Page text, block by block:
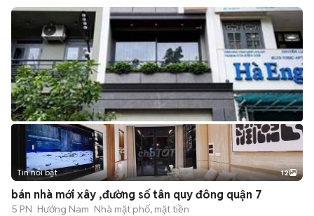
+2
Tin nổi bật 12
bán nhà mới xây ,đường số tân quy đông quận 7
5 PN Hướng Nam Nhà mặt phố, mặt tiền